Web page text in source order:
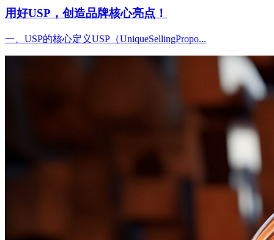
用好USP，创造品牌核心亮点！
一、USP的核心定义USP（UniqueSellingPropo...